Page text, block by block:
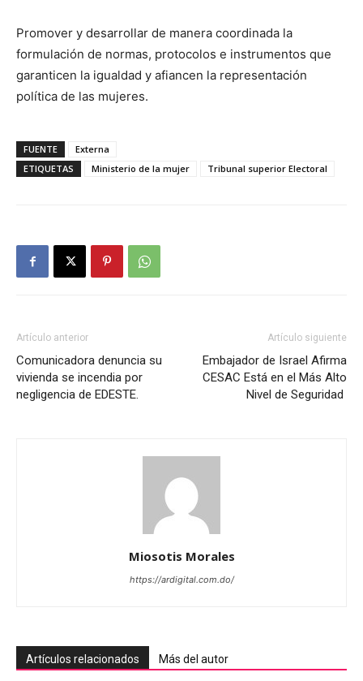
Promover y desarrollar de manera coordinada la
formulación de normas, protocolos e instrumentos que
garanticen la igualdad y afiancen la representación
política de las mujeres.
FUENTE
Externa
ETIQUETAS
Ministerio de la mujer Tribunal superior Electoral
Artículo anterior
Comunicadora denuncia su
vivienda se incendia por
negligencia de EDESTE.
Artículo siguiente
Embajador de Israel Afirma
CESAC Está en el Más Alto
Nivel de Seguridad
Miosotis Morales
https://ardigital.com.do/
Artículos relacionados Más del autor